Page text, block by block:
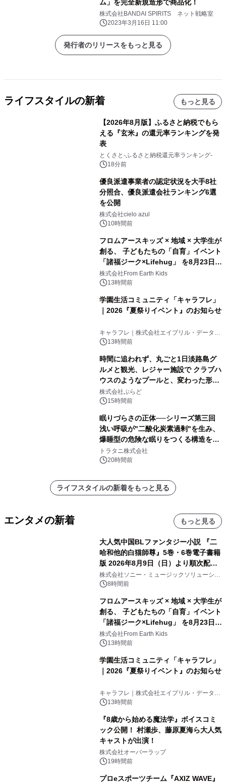
ム」を完全新規造形で商品化！
株式会社BANDAI SPIRITS ネット戦略室
2023年3月16日 11:00
発行者のリリースをもっと見る
ライフスタイルの新着 もっと見る
【2026年8月版】ふるさと納税でもら
える『玄米』の還元率ランキングを発
表
とくさと-ふるさと納税還元率ランキング-
18分前
優良派遣事業者の認定状況を大手8社
分照合、優良派遣会社ランキング6選
を公開
株式会社cielo azul
10時間前
フロムアースキッズ × 地域 × 大学生が
創る、 子どもたちの「自育」イベント
「諸福ジーク×Lifehug」 を8月23日
(日)開催
株式会社From Earth Kids
13時間前
学園生活コミュニティ「キャラフレ」
｜2026『夏祭りイベント』のお知らせ
キャラフレ｜株式会社エイプリル・データ・
デザインズ
13時間前
時間に追われず、丸ごと1日淡路島グ
ルメと観光、レジャー施設で クラブハ
ウスのようなプールと、変わった形の
サウナも 「THE BOXY AWAJI」のお
得な素泊まり連泊プランで
株式会社ぷらど
15時間前
眠りづらさの正体──シリーズ第三回
浅い呼吸が"二酸化炭素過剰"を生み、
爆睡型の危険な眠りをつくる構造を解
説
トラタニ株式会社
20時間前
ライフスタイルの新着をもっと見る
エンタメの新着 もっと見る
大人気中国BLファンタジー小説 『二
哈和他的白猫師尊』5巻・6巻電子書籍
版 2026年8月9日（日）より順次配信
開始
株式会社ソニー・ミュージックソリューショ
ンズ8時間前
フロムアースキッズ × 地域 × 大学生が
創る、 子どもたちの「自育」イベント
「諸福ジーク×Lifehug」 を8月23日
(日)開催
株式会社From Earth Kids
13時間前
学園生活コミュニティ「キャラフレ」
｜2026『夏祭りイベント』のお知らせ
キャラフレ｜株式会社エイプリル・データ・
デザインズ
13時間前
『8歳から始める魔法学』ボイスコミ
ック公開！ 村瀬歩、藤原夏海ら大人気
キャストが出演！
株式会社オーバーラップ
19時間前
プロeスポーツチーム『AXIZ WAVE』